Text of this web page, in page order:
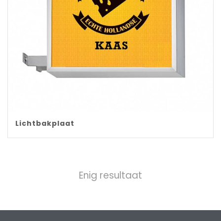
Lichtbakplaat
Enig resultaat